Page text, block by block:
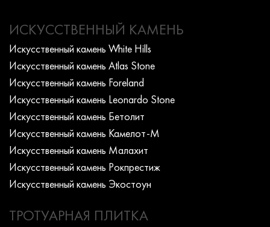
ИСКУССТВЕННЫЙ КАМЕНЬ
Искусcтвенный камень White Hills
Искусcтвенный камень Atlas Stone
Искусcтвенный камень Foreland
Искусcтвенный камень Leonardo Stone
Искусcтвенный камень Бетолит
Искусcтвенный камень Камелот-М
Искусcтвенный камень Малахит
Искусcтвенный камень Рокпрестиж
Искусcтвенный камень Экостоун
ТРОТУАРНАЯ ПЛИТКА